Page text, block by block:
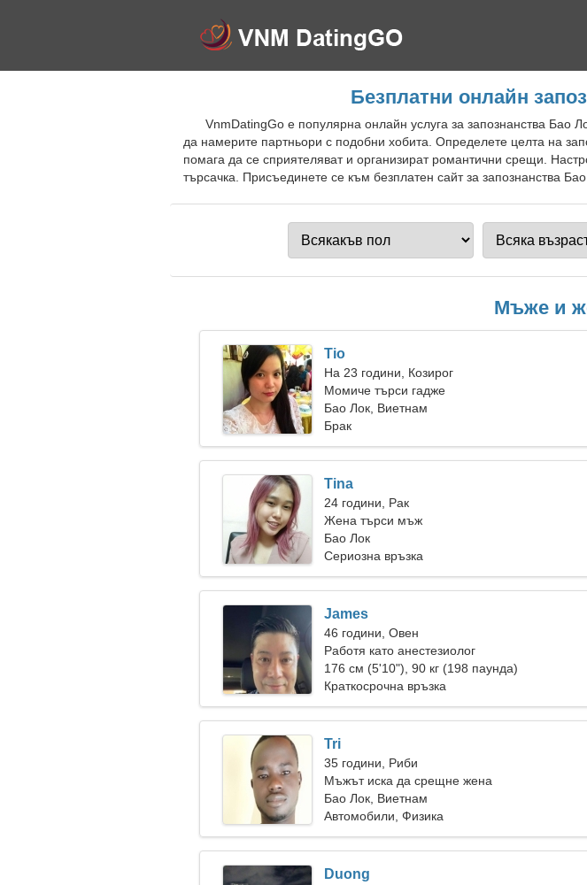
Безплатни онлайн
VnmDatingGo е популярна онлайн услуга за запознанства
да намерите партньори с подобни хобита. Определете целта на
помага да се сприятеляват и организират романтични срещи.
търсачка. Присъединете се към безплатен сайт за запознанства
Мъже и
Tio
На 23 години, Козирог
Момиче търси гадже
Бао Лок, Виетнам
Брак
Tina
24 години, Рак
Жена търси мъж
Бао Лок
Сериозна връзка
James
46 години, Овен
Работя като анестезиолог
176 см (5'10"), 90 кг (198 паунда)
Краткосрочна връзка
Tri
35 години, Риби
Мъжът иска да срещне жена
Бао Лок, Виетнам
Автомобили, Физика
Duong